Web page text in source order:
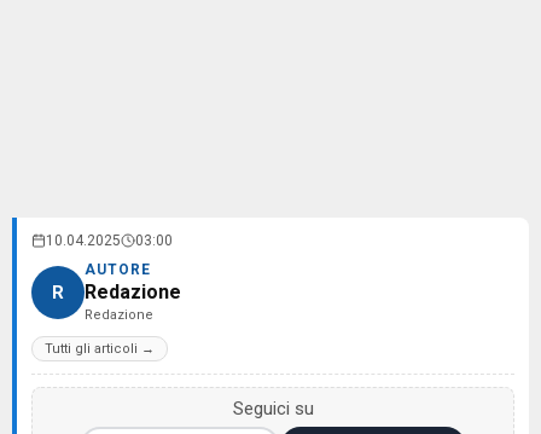
10.04.2025 03:00
R
AUTORE
Redazione
Redazione
Tutti gli articoli →
Seguici su